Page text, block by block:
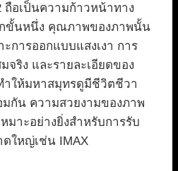
ถือเป็นความก้าวหน้าทาง
ขั้นหนึ่ง คุณภาพของภาพนั้น
การออกแบบแสงเงา การ
จริง และรายละเอียดของ
ำให้มหาสมุทรดูมีชีวิตชีวา
มกัน ความสวยงามของภาพ
มาะอย่างยิ่งสำหรับการรับ
ใหญ่เช่น IMAX